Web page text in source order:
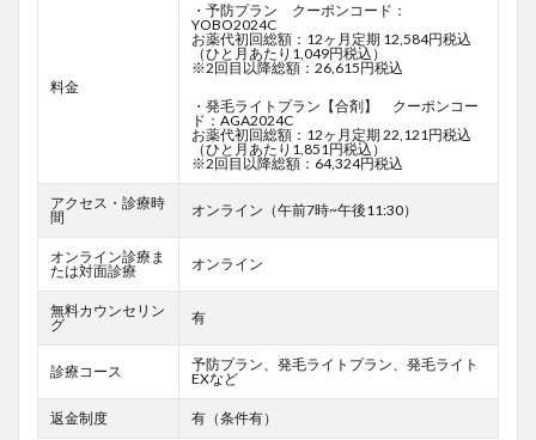
料金
・予防プラン クーポンコード：
YOBO2024C
お薬代初回総額：12ヶ月定期 12,584円税込
（ひと月あたり1,049円税込）
※2回目以降総額：26,615円税込
・発毛ライトプラン【合剤】 クーポンコー
ド：AGA2024C
お薬代初回総額：12ヶ月定期 22,121円税込
（ひと月あたり1,851円税込）
※2回目以降総額：64,324円税込
アクセス・診療時
間
オンライン（午前7時~午後11:30）
オンライン診療ま
たは対面診療
オンライン
無料カウンセリン
グ
有
診療コース
予防プラン、発毛ライトプラン、発毛ライト
EXなど
返金制度 有（条件有）